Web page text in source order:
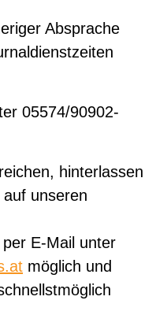
Absprache
05574/90902-
hinterlassen
unseren
E-Mail unter
möglich und